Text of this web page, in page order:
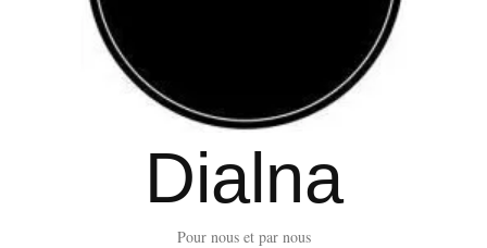
Dialna
Pour nous et par nous